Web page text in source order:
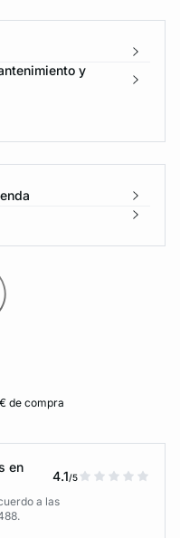
y
de compra
en
4.1/5
a las